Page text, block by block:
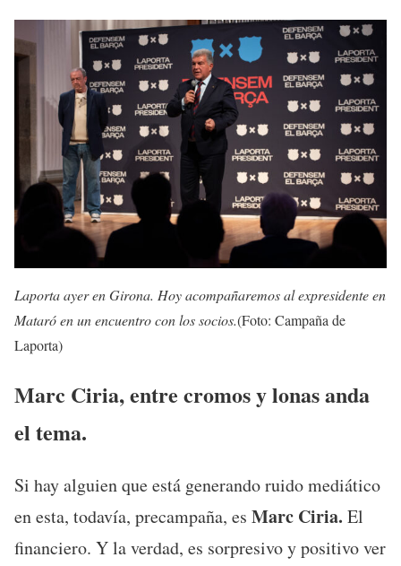
Laporta ayer en Girona. Hoy acompañaremos al expresidente en
Mataró en un encuentro con los socios.(Foto: Campaña de
Laporta)
Marc Ciria, entre cromos y lonas anda
el tema.
Si hay alguien que está generando ruido mediático
en esta, todavía, precampaña, es Marc Ciria. El
financiero. Y la verdad, es sorpresivo y positivo ver